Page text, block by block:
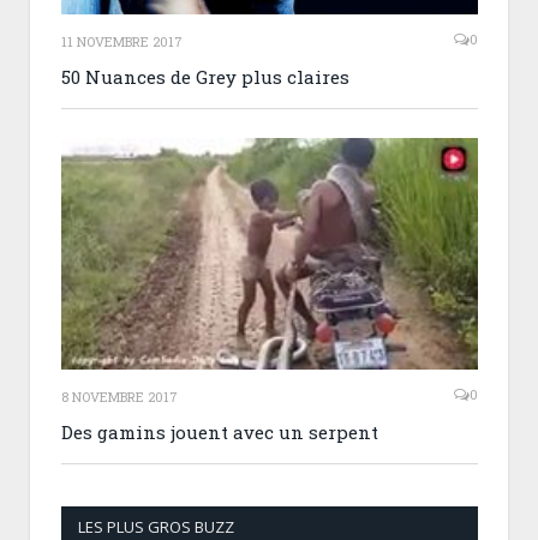
11 NOVEMBRE 2017 0
50 Nuances de Grey plus claires
8 NOVEMBRE 2017 0
Des gamins jouent avec un serpent
LES PLUS GROS BUZZ